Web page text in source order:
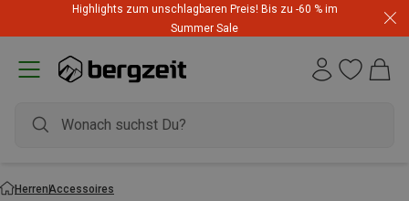
Highlights zum unschlagbaren Preis! Bis zu -60 % im
Summer Sale
HerrenAccessoires